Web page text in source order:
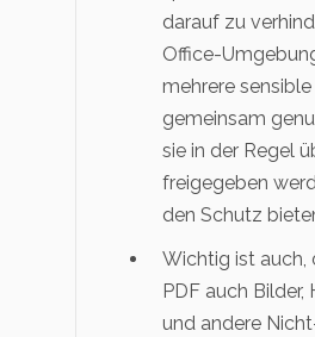
darauf zu
Office-
mehrere
gemeinsam
sie in der Regel
freigegeben
den Schutz
Wichtig ist auch,
PDF auch Bilder,
und andere